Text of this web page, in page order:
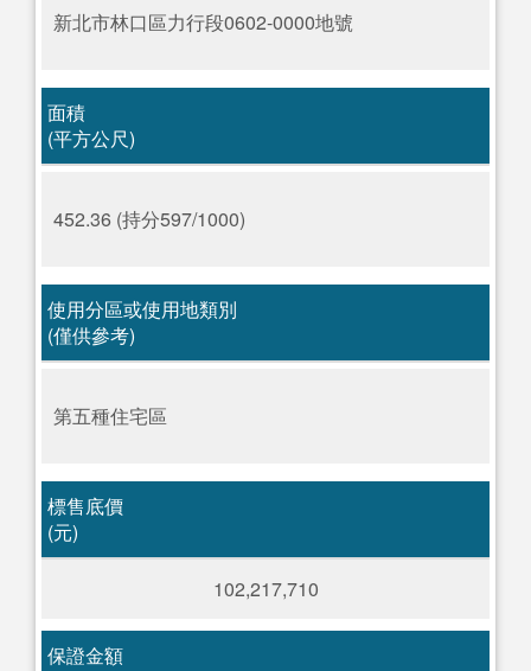
新北市林口區力行段0602-0000地號
面積
(平方公尺)
452.36 (持分597/1000)
使用分區或使用地類別
(僅供參考)
第五種住宅區
標售底價
(元)
102,217,710
保證金額